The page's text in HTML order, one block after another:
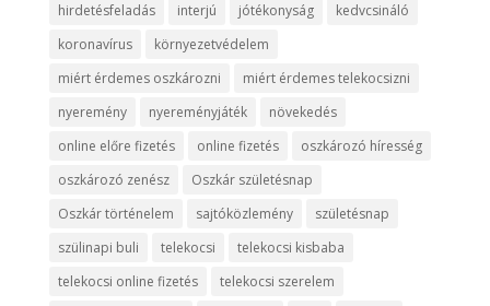
hirdetésfeladás
interjú jótékonyság
kedvcsináló
koronavírus
környezetvédelem
miért érdemes oszkározni
miért érdemes telekocsizni
nyeremény
nyereményjáték
növekedés
online előre fizetés
online fizetés
oszkározó híresség
oszkározó zenész
Oszkár születésnap
Oszkár történelem
sajtóközlemény
születésnap
szülinapi buli
telekocsi
telekocsi kisbaba
telekocsi online fizetés
telekocsi szerelem